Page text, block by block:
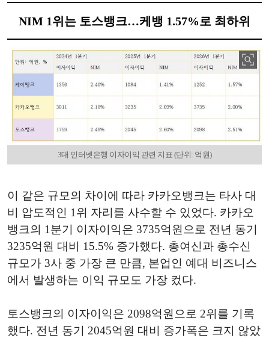
NIM 1위는 토스뱅크…케뱅 1.57%로 최하위
3대 인터넷은행 이자이익 관련 지표 (단위: 억원)
이 같은 규모의 차이에 따라 카카오뱅크는 타사 대
비 압도적인 1위 자리를 사수할 수 있었다. 카카오
뱅크의 1분기 이자이익은 3735억원으로 전년 동기
3235억원 대비 15.5% 증가했다. 총여신과 총수신
규모가 3사 중 가장 큰 만큼, 본업인 예대 비즈니스
에서 발생하는 이익 규모도 가장 컸다.
토스뱅크의 이자이익은 2098억원으로 2위를 기록
했다. 전년 동기 2045억원 대비 증가폭은 크지 않았